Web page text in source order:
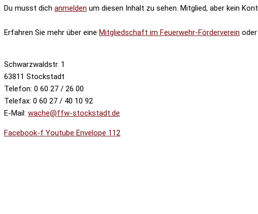
Du musst dich anmelden um diesen Inhalt zu sehen. Mitglied, aber kein
Erfahren Sie mehr über eine Mitgliedschaft im Feuerwehr-Förderverein
Schwarzwaldstr. 1
63811 Stockstadt
Telefon: 0 60 27 / 26 00
Telefax: 0 60 27 / 40 10 92
E-Mail: wache@ffw-stockstadt.de
Facebook-f Youtube Envelope 112